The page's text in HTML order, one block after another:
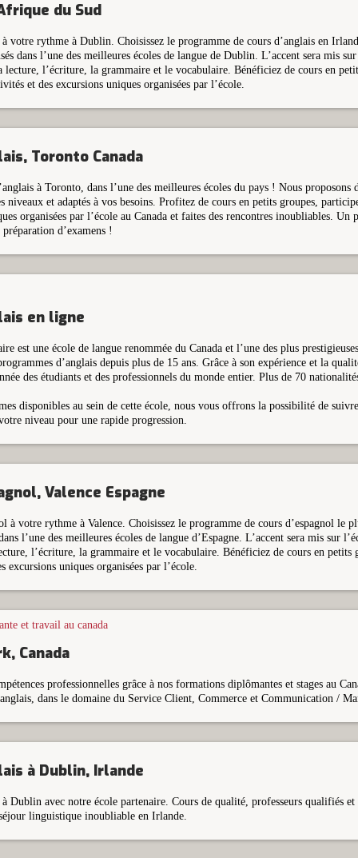
du Sud
votre rythme à Dublin. Choisissez le programme de cours d’anglais en
dans l’une des meilleures écoles de langue de Dublin. L’accent sera mis
l’écriture, la grammaire et le vocabulaire. Bénéficiez de cours en
et des excursions uniques organisées par l’école.
Toronto Canada
à Toronto, dans l’une des meilleures écoles du pays ! Nous proposons
niveaux et adaptés à vos besoins. Profitez de cours en petits groupes,
organisées par l’école au Canada et faites des rencontres inoubliables. Un
d’examens !
en ligne
est une école de langue renommée du Canada et l’une des plus
d’anglais depuis plus de 15 ans. Grâce à son expérience et la
des étudiants et des professionnels du monde entier. Plus de 70
disponibles au sein de cette école, nous vous offrons la possibilité de
niveau pour une rapide progression.
Valence Espagne
à votre rythme à Valence. Choisissez le programme de cours d’espagnol le
l’une des meilleures écoles de langue d’Espagne. L’accent sera mis sur
l’écriture, la grammaire et le vocabulaire. Bénéficiez de cours en petits
excursions uniques organisées par l’école.
Canada
professionnelles grâce à nos formations diplômantes et stages au
dans le domaine du Service Client, Commerce et Communication /
à Dublin, Irlande
Dublin avec notre école partenaire. Cours de qualité, professeurs qualifiés
linguistique inoubliable en Irlande.